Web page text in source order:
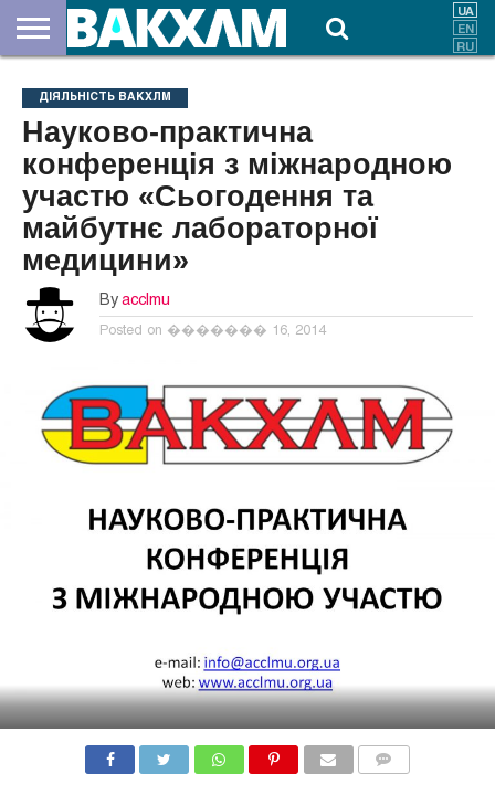
НАС
ВНЕСКИ
ДОКУМЕНТИ
НОВИНИ
КОНТАКТИ
ДІЯЛЬНІСТЬ ВАКХЛМ
Науково-практична
конференція з міжнародною
участю «Сьогодення та
майбутнє лабораторної
медицини»
By acclmu
Posted on ������� 16, 2014